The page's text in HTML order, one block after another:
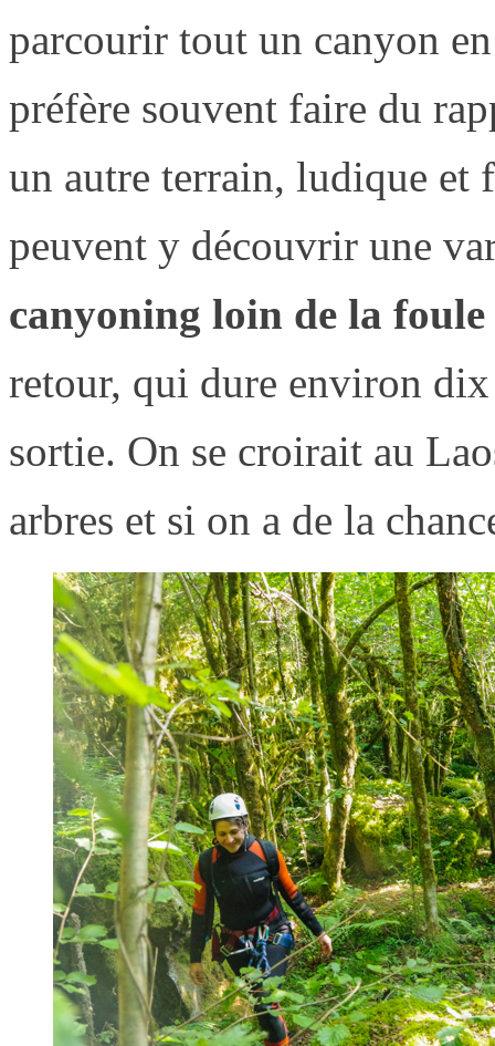
parcourir tout un canyon
préfère souvent faire du
un autre terrain, ludique et
peuvent y découvrir une
canyoning loin de la
retour, qui dure environ
sortie. On se croirait au
arbres et si on a de la